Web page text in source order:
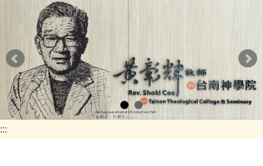
l
e
n
a
:::